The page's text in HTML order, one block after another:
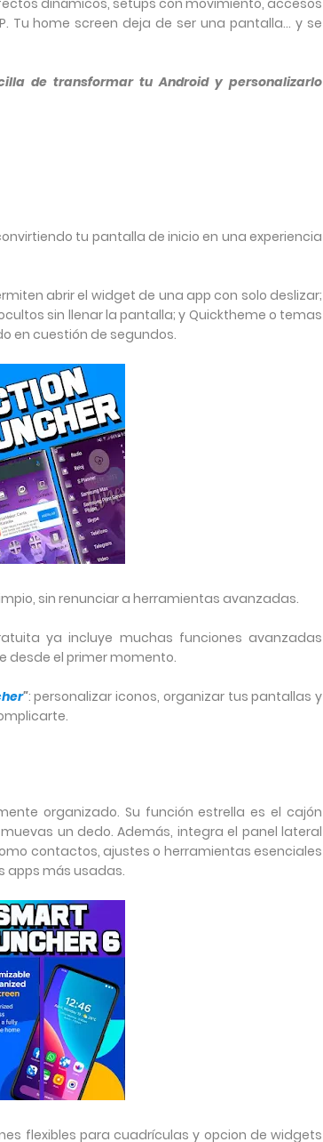
dinámicos, setups con movimiento, accesos
Tu home screen deja de ser una pantalla… y se
de transformar tu Android y personalizarlo
tu pantalla de inicio en una experiencia
abrir el widget de una app con solo deslizar;
sin llenar la pantalla; y Quicktheme o temas
en cuestión de segundos.
sin renunciar a herramientas avanzadas.
ya incluye muchas funciones avanzadas
desde el primer momento.
": personalizar iconos, organizar tus pantallas y
organizado. Su función estrella es el cajón
un dedo. Además, integra el panel lateral
contactos, ajustes o herramientas esenciales
apps más usadas.
flexibles para cuadrículas y opcion de widgets